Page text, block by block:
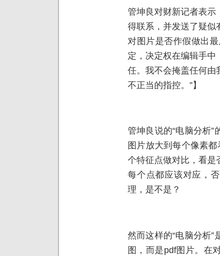
管坤良对财新记者表示
得联系，并发送了疑似
对图片是否作假做出
定，决定权在编辑手
任。我不会掩盖任何由
不正当的指控。”】
管坤良说的“电脑分析
图片放大到每个像素
个特征点做对比，看是
每个点都应该对应，
理，是不是？
然而这样的“电脑分析
图，而是pdf图片。在